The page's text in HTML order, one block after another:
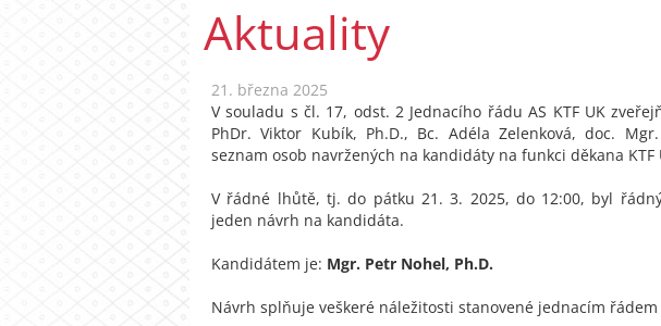
Aktuality
21. března 2025
V souladu s čl. 17, odst. 2 Jednacího řádu AS KTF UK
PhDr. Viktor Kubík, Ph.D., Bc. Adéla Zelenková, doc.
seznam osob navržených na kandidáty na funkci děkana KTF
V řádné lhůtě, tj. do pátku 21. 3. 2025, do 12:00, byl
jeden návrh na kandidáta.
Kandidátem je: Mgr. Petr Nohel, Ph.D.
Návrh splňuje veškeré náležitosti stanovené jednacím řádem